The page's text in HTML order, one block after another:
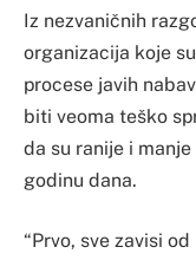
Iz nezvaničnih
organizacija koje
procese javih
biti veoma teško
da su ranije i
godinu dana.
“Prvo, sve zavisi